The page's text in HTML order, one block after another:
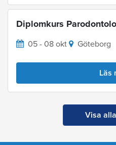
Diplomkurs
05 - 08 okt Göteborg
Läs
Visa